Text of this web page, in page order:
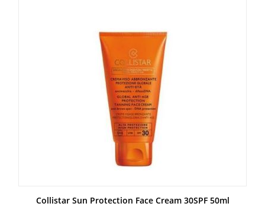
Collistar Sun Protection Face Cream 30SPF 50ml